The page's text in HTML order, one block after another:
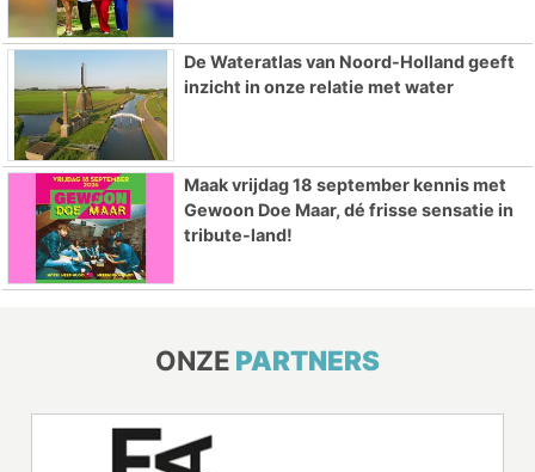
De Wateratlas van Noord-Holland geeft
inzicht in onze relatie met water
Maak vrijdag 18 september kennis met
Gewoon Doe Maar, dé frisse sensatie in
tribute-land!
ONZE PARTNERS